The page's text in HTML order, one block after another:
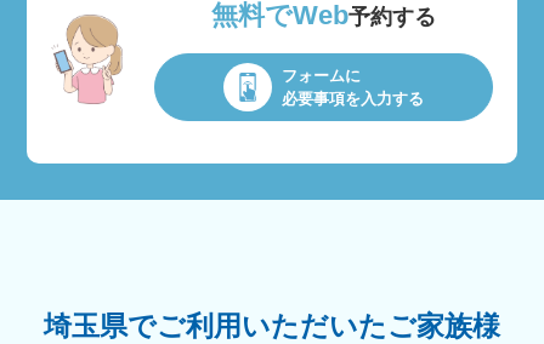
無料でWeb予約する
フォームに
必要事項を入力する
埼玉県でご利用いただいたご家族様